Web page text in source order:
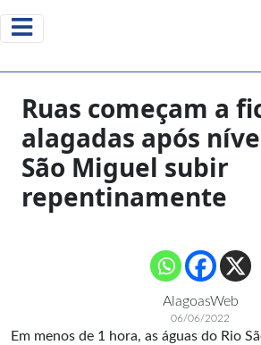
Ruas começam a
alagadas após
São Miguel subir
repentinamente
AlagoasWeb
06/06/2022
Em menos de 1 hora, as águas do Rio